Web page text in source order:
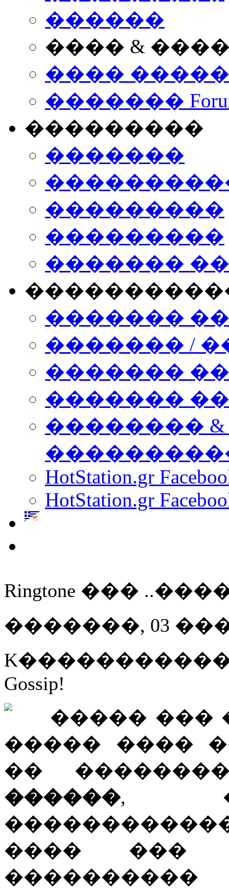
������
���� &
����
�������
���������
�������
���������
���������
�������
�������
������� /
�������
������� ���
��������
HotStation.gr
HotStation.gr
Ringtone ���
�������, 03 ���
Gossip!
����� ���
����� ����
��
������,
����